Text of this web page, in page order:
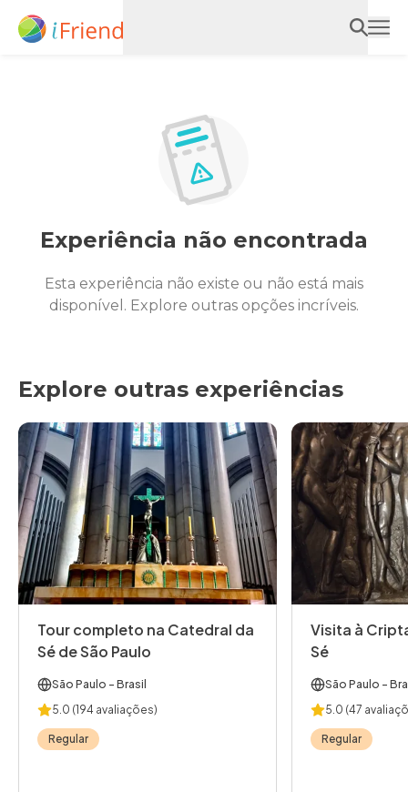
Experiência não encontrada
Esta experiência não existe ou não está mais
disponível. Explore outras opções incríveis.
Explore outras experiências
Tour completo na Catedral da
Sé de São Paulo
São Paulo - Brasil
5.0 (194 avaliações)
Regular
Visita à
Sé
São Paulo -
5.0 (47
Regular